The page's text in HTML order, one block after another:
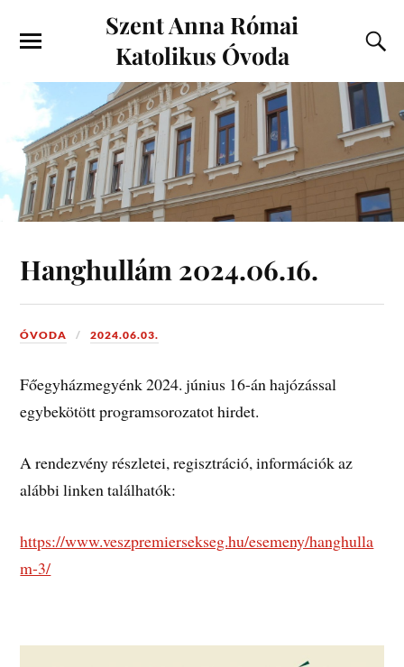
Szent Anna Római
Katolikus Óvoda
Hanghullám 2024.06.16.
ÓVODA 2024.06.03.
Főegyházmegyénk 2024. június 16-án hajózással
egybekötött programsorozatot hirdet.
A rendezvény részletei, regisztráció, információk az
alábbi linken találhatók:
https://www.veszpremiersekseg.hu/esemeny/hanghulla
m-3/